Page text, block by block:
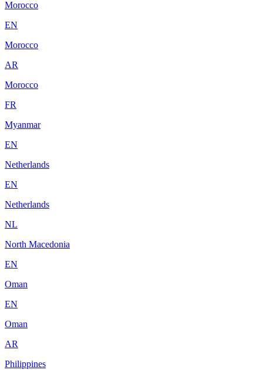
Morocco
EN
Morocco
AR
Morocco
FR
Myanmar
EN
Netherlands
EN
Netherlands
NL
North Macedonia
EN
Oman
EN
Oman
AR
Philippines